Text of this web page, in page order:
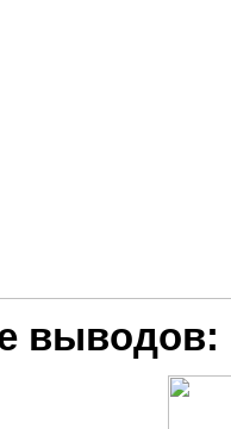
выводов: